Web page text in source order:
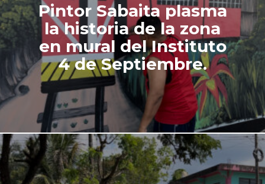
Pintor Sabaita plasma
la historia de la zona
en mural del Instituto
4 de Septiembre.